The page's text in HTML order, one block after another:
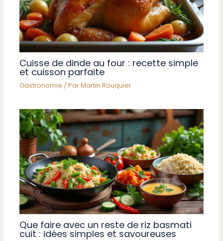
Cuisse de dinde au four : recette simple
et cuisson parfaite
Gastronomie / ParMartin Rouquier
Que faire avec un reste de riz basmati
cuit : idées simples et savoureuses